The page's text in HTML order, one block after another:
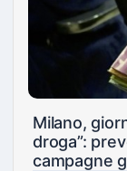
Milano,
droga”:
campagne